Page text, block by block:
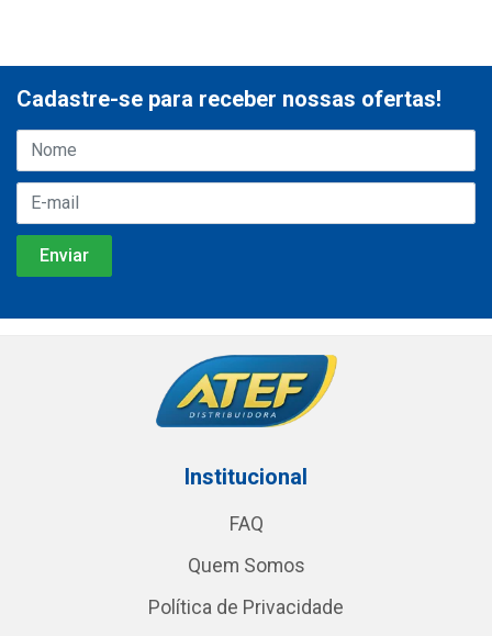
Cadastre-se para receber nossas ofertas!
Institucional
FAQ
Quem Somos
Política de Privacidade